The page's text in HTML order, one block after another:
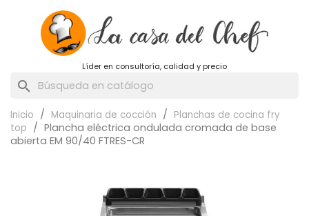
Líder en consultoría, calidad y precio
search
Inicio Maquinaria de cocción
Planchas de cocina fry
top
Plancha eléctrica ondulada cromada de base
abierta EM 90/40 FTRES-CR